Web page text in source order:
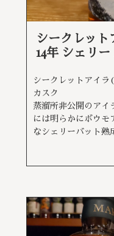
シークレット
14年 シェリ
シークレットアイ
カスク
蒸溜所非公開のアイ
には明らかにボウモ
なシェリーバット熟